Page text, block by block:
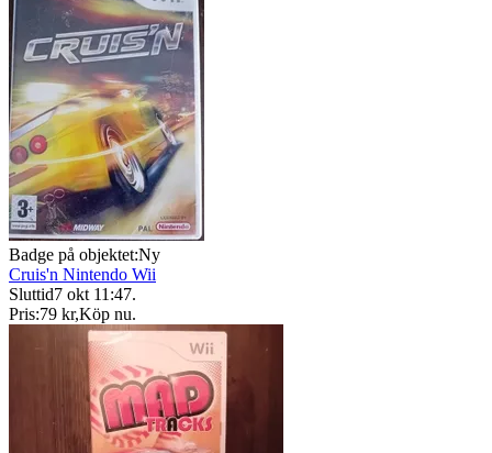
Badge på objektet:Ny
Cruis'n Nintendo Wii
Sluttid7 okt 11:47.
Pris:79 kr,Köp nu.